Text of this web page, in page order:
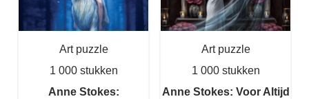
Art puzzle
1 000 stukken
Anne Stokes:
Art puzzle
1 000 stukken
Anne Stokes: Voor Altijd